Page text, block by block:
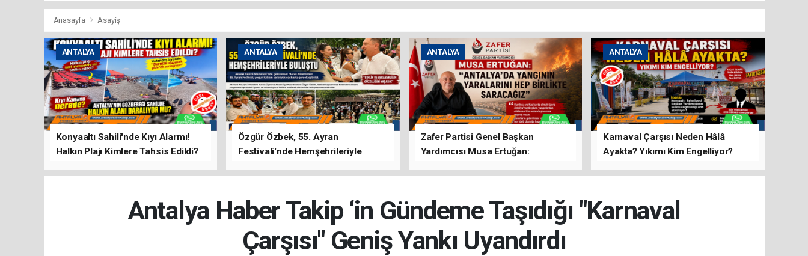
Anasayfa Asayiş
ANTALYA
Konyaaltı Sahili'nde Kıyı Alarmı!
Halkın Plajı Kimlere Tahsis Edildi?
ANTALYA
Özgür Özbek, 55. Ayran
Festivali'nde Hemşehrileriyle
ANTALYA
Zafer Partisi Genel Başkan
Yardımcısı Musa Ertuğan:
ANTALYA
Karnaval Çarşısı Neden Hâlâ
Ayakta? Yıkımı Kim Engelliyor?
Antalya Haber Takip ‘in Gündeme Taşıdığı "Karnaval
Çarşısı" Geniş Yankı Uyandırdı